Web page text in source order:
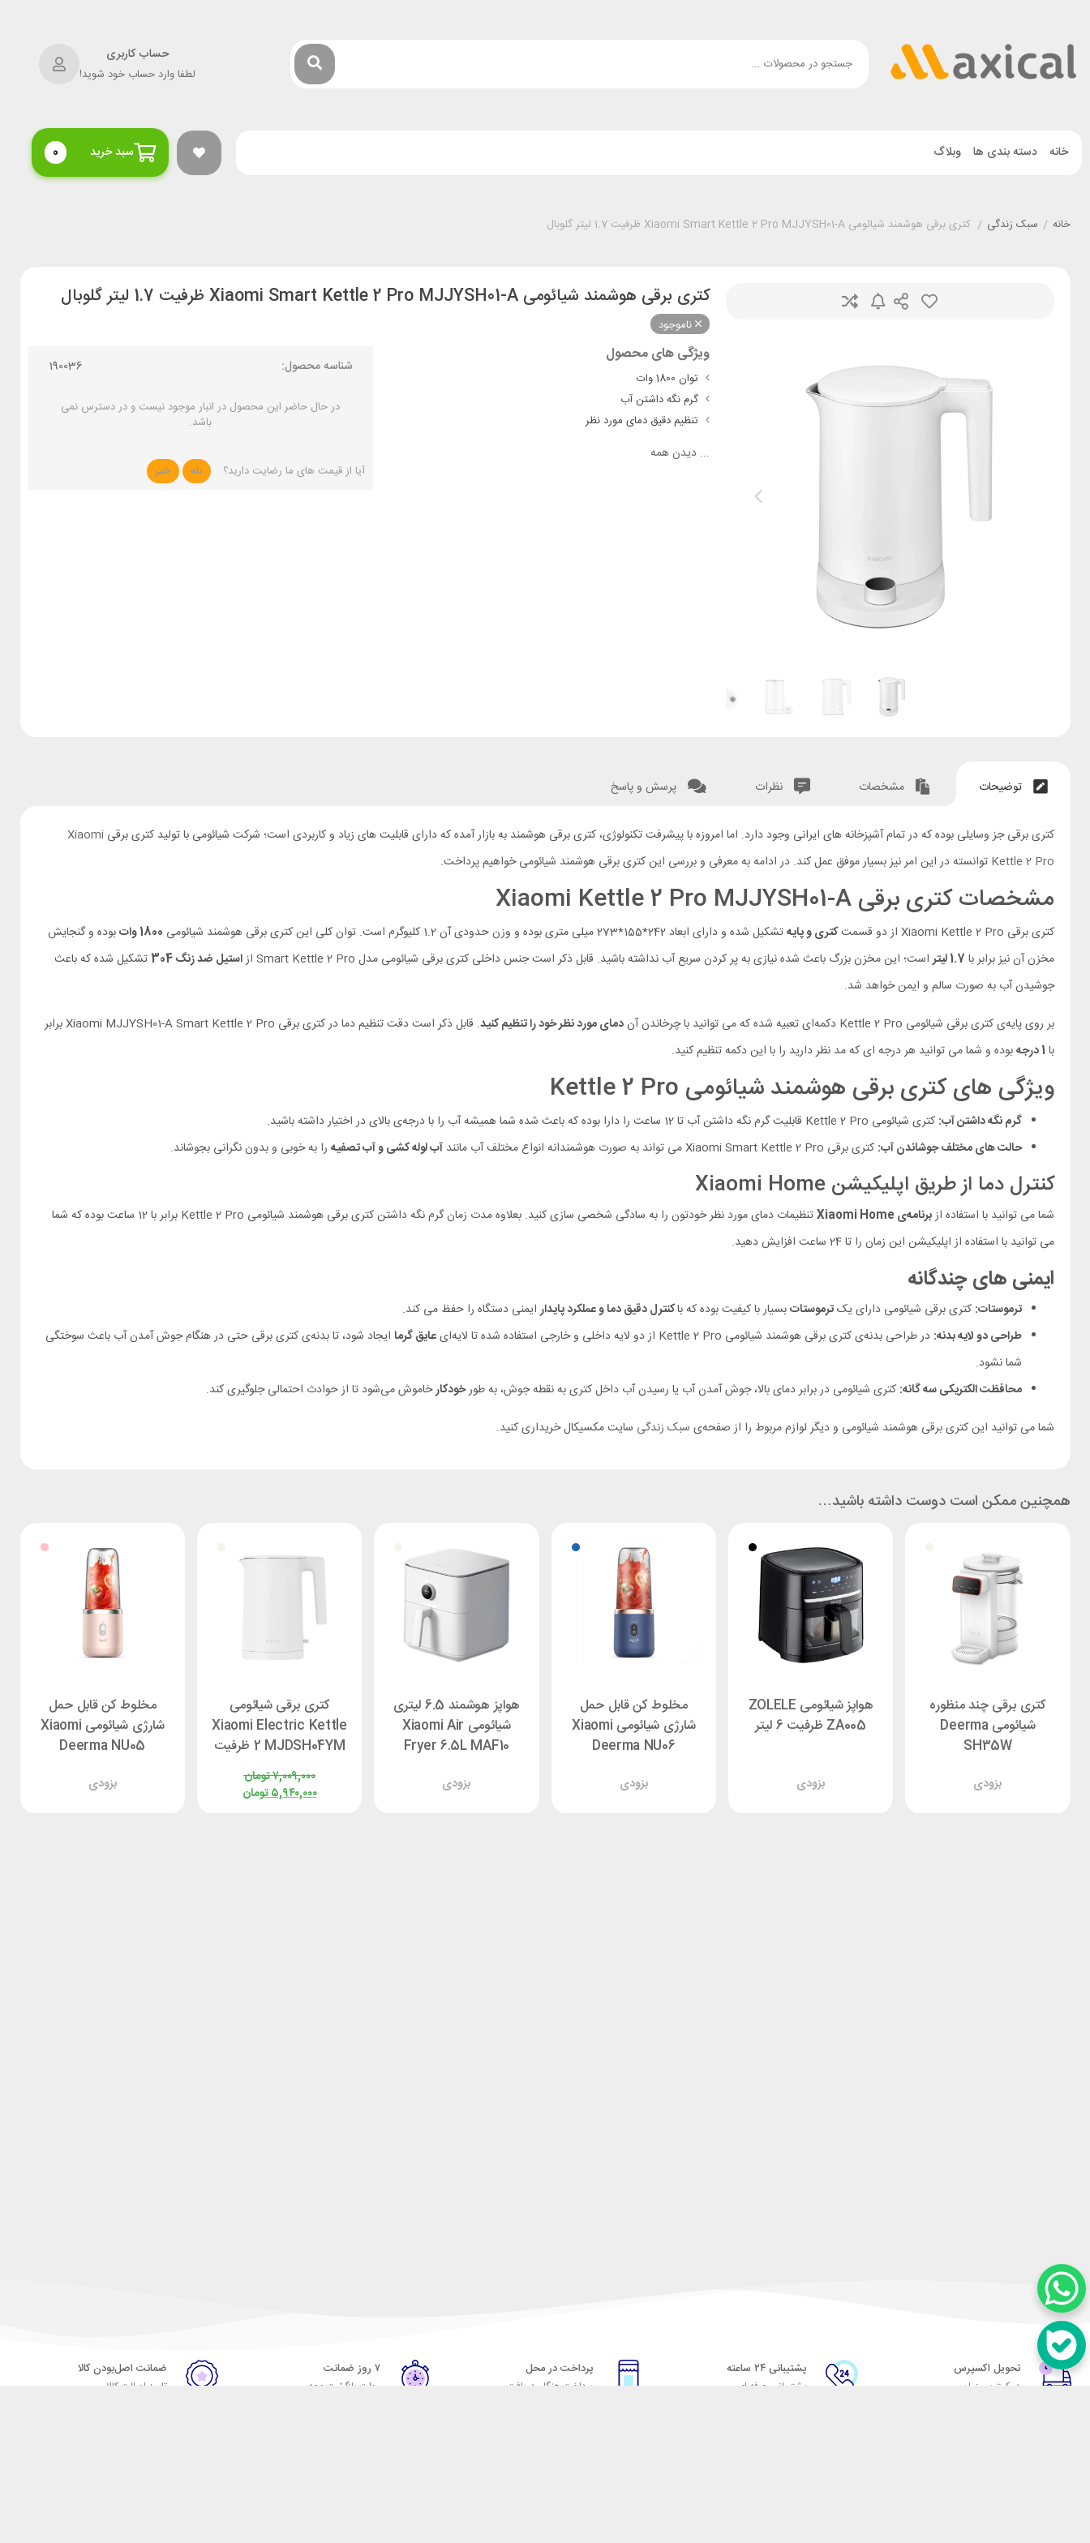
حساب کاربری
لطفا وارد حساب خود شوید!
خانه دسته بندی ها وبلاگ سبد خرید 0
خانه / سبک زندگی / کتری برقی هوشمند شیائومی Xiaomi Smart Kettle 2 Pro MJJYSH01-A ظرفیت 1.7 لیتر گلوبال
کتری برقی هوشمند شیائومی Xiaomi Smart Kettle 2 Pro MJJYSH01-A ظرفیت 1.7 لیتر گلوبال
ناموجود
ویژگی های محصول
توان 1800 وات
گرم نگه داشتن آب
تنظیم دقیق دمای مورد نظر
...دیدن همه
شناسه محصول: 190036
در حال حاضر این محصول در انبار موجود نیست و در دسترس نمی
باشد.
آیا از قیمت های ما رضایت دارید؟ بله خیر
توضیحات مشخصات نظرات پرسش و پاسخ
کتری برقی جز وسایلی بوده که در تمام آشپزخانه های ایرانی وجود دارد. اما امروزه با پیشرفت تکنولوژی، کتری برقی هوشمند به بازار آمده که دارای قابلیت های زیاد و کاربردی است؛ شرکت شیائومی با تولید کتری برقیXiaomi
Kettle 2 Pro توانسته در این امر نیز بسیار موفق عمل کند. در ادامه به معرفی و بررسی این کتری برقی هوشمند شیائومی خواهیم پرداخت.
مشخصات کتری برقی Xiaomi Kettle 2 Pro MJJYSH01-A
کتری برقی Xiaomi Kettle 2 Pro از دو قسمت کتری و پایهتشکیل شده و دارای ابعاد 242*155*273 میلی متری بوده و وزن حدودی آن 1.2 کلیوگرم است. توان کلی این کتری برقی هوشمند شیائومی 1800 وات
بوده و گنجایش
مخزن آن نیز برابر با 1.7 لیتر است؛ این مخزن بزرگ باعث شده نیازی به پر کردن سریع آب نداشته باشید. قابل ذکر است جنس داخلی کتری برقی شیائومی مدل Smart Kettle 2 Pro از استیل ضد زنگ 304
تشکیل شده که باعث
جوشیدن آب به صورت سالم و ایمن خواهد شد.
بر روی پایه‌ی کتری برقی شیائومی Kettle 2 Pro دکمه‌ای تعبیه شده که می توانید با چرخاندن آن
دمای مورد نظر خود را تنظیم کنید
. قابل ذکر است دقت تنظیم دما در کتری برقی Xiaomi MJJYSH01-A Smart Kettle 2 Pro برابر
با 1 درجه بوده و شما می توانید هر درجه ای که مد نظر دارید را با این دکمه تنظیم کنید.
ویژگی های کتری برقی هوشمند شیائومی Kettle 2 Pro
گرم نگه داشتن آب: کتری شیائومی Kettle 2 Pro قابلیت گرم نگه داشتن آب تا 12 ساعت را دارا بوده که باعث شده شما همیشه آب را با درجه‌ی بالای در اختیار داشته باشید.
حالت های مختلف جوشاندن آب: کتری برقی Xiaomi Smart Kettle 2 Pro می تواند به صورت هوشمندانه انواع مختلف آب مانند آب لوله کشی و آب تصفیه را به خوبی و بدون نگرانی بجوشاند.
کنترل دما از طریق اپلیکیشن Xiaomi Home
شما می توانید با استفاده ازبرنامه‌ی Xiaomi Home
تنظیمات دمای مورد نظر خودتون را به سادگی شخصی سازی کنید. بعلاوه مدت زمان گرم نگه داشتن کتری برقی هوشمند شیائومی Kettle 2 Pro برابر با 12 ساعت بوده که شما
می توانید با استفاده از اپلیکیشن این زمان را تا 24 ساعت افزایش دهید.
ایمنی های چندگانه
ترموستات: کتری برقی شیائومی دارای یکترموستاتبسیار با کیفیت بوده که باکنترل دقیق دما و عملکرد پایدار ایمنی دستگاه را حفظ می کند.
طراحی دو لایه بدنه: در طراحی بدنه‌ی کتری برقی هوشمند شیائومی Kettle 2 Pro از دو لایه داخلی و خارجی استفاده شده تا لایه‌ای عایق گرما ایجاد شود، تا بدنه‌ی کتری برقی حتی در هنگام جوش آمدن آب باعث سوختگی
شما نشود.
محافظت الکتریکی سه گانه: کتری شیائومی در برابر دمای بالا، جوش آمدن آب یا رسیدن آب داخل کتری به نقطه جوش، به طورخودکارخاموش می‌شود تا از حوادث احتمالی جلوگیری کند.
شما می توانید این کتری برقی هوشمند شیائومی و دیگر لوازم مربوط را از صفحه‌ی سبک زندگی سایت مکسیکال خریداری کنید.
همچنین ممکن است دوست داشته باشید…
کتری برقی چند منظوره
شیائومی Deerma
SH35W
بزودی
هواپز شیائومی ZOLELE
ZA005 ظرفیت 6 لیتر
بزودی
مخلوط کن قابل حمل
شارژی شیائومی Xiaomi
Deerma NU06
بزودی
هواپز هوشمند 6.5 لیتری
شیائومی Xiaomi Air
Fryer 6.5L MAF10
بزودی
کتری برقی شیائومی
Xiaomi Electric Kettle
2 MJDSH04YM ظرفیت
1.7 لیتر
تومان۷,۰۰۹,۰۰۰
تومان۵,۹۴۰,۰۰۰
مخلوط کن قابل حمل
شارژی شیائومی Xiaomi
Deerma NU05
بزودی
تحویل اکسپرس
در کمترین زمان
پشتیبانی ۲۴ ساعته
پشتیبانی حرفه ای
پرداخت در محل
پرداخت هنگام دریافت
۷ روز ضمانت
مهلت بازگشت وجه
ضمانت اصل‌بودن کالا
تایید اصالت کالا